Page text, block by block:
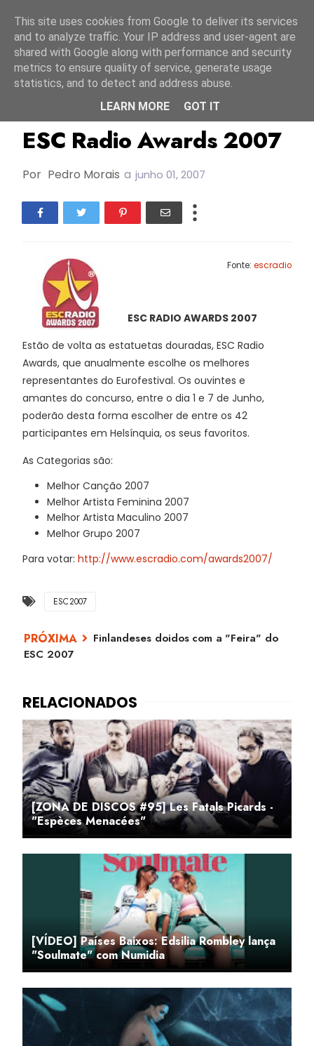
ESC Radio Awards 2007
Por Pedro Morais a junho 01, 2007
Fonte: escradio
ESC RADIO AWARDS 2007
Estão de volta as estatuetas douradas, ESC Radio
Awards, que anualmente escolhe os melhores
representantes do Eurofestival. Os ouvintes e
amantes do concurso, entre o dia 1 e 7 de Junho,
poderão desta forma escolher de entre os 42
participantes em Helsínquia, os seus favoritos.
As Categorias são:
Melhor Canção 2007
Melhor Artista Feminina 2007
Melhor Artista Maculino 2007
Melhor Grupo 2007
Para votar: http://www.escradio.com/awards2007/
ESC2007
Finlandeses doidos com a "Feira" do
ESC 2007
[ZONA DE DISCOS #95] Les Fatals Picards -
"Espèces Menacées"
[VÍDEO] Países Baixos: Edsilia Rombley lança
"Soulmate" com Numidia
This site uses cookies from Google to deliver its services
and to analyze traffic. Your IP address and user-agent are
shared with Google along with performance and security
metrics to ensure quality of service, generate usage
statistics, and to detect and address abuse.
LEARN MORE
GOT IT